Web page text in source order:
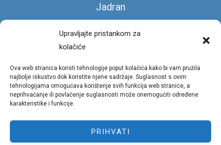
Upravljajte pristankom za
kolačiće
Ova web stranica koristi tehnologije poput kolačića kako bi vam pružila
najbolje iskustvo dok koristite njene sadržaje. Suglasnost s ovim
tehnologijama omogućava korištenje svih funkcija web stranice, a
neprihvaćanje ili povlačenje suglasnosti može onemogućiti određene
karakteristike i funkcije.
PRIHVATI
Jadran
Čarobna stopa
Privatnost
Uvjeti korištenja portala
Politika kolačića (EU)